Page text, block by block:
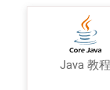
功能：
返回：
底部元素
Java 教程